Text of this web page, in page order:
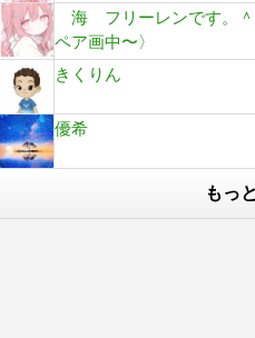
海 フリーレンです。＾
ペア画中〜〉
きくりん
優希
もっ